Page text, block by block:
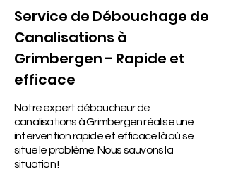
Service de Débouchage de
Canalisations à
Grimbergen - Rapide et
efficace
Notre expert déboucheur de
canalisations à Grimbergen réalise une
intervention rapide et efficace là où se
situe le problème. Nous sauvons la
situation !